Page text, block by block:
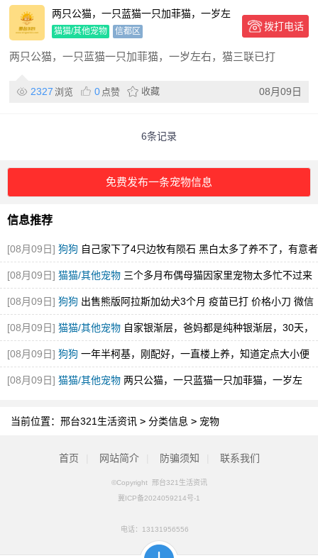
两只公猫，一只蓝猫一只加菲猫，一岁左
右，猫三联已打
猫猫/其他宠物 信都区 拨打电话
两只公猫，一只蓝猫一只加菲猫，一岁左右，猫三联已打
2327 浏览 0 点赞 收藏 08月09日
6条记录
免费发布一条宠物信息
信息推荐
[08月09日] 狗狗 自己家下了4只边牧有陨石 黑白太多了养不了，有意者
联系我
[08月09日] 猫猫/其他宠物 三个多月布偶母猫因家里宠物太多忙不过来
不想养了欲出售，疫苗齐
[08月09日] 狗狗 出售熊版阿拉斯加幼犬3个月 疫苗已打 价格小刀 微信
同[08月09日] 猫猫/其他宠物 自家银渐层，爸妈都是纯种银渐层，30天，
能吃饭，能上厕所了，
[08月09日] 狗狗 一年半柯基，刚配好，一直楼上养，知道定点大小便
[08月09日] 猫猫/其他宠物 两只公猫，一只蓝猫一只加菲猫，一岁左
当前位置： 邢台321生活资讯 > 分类信息 > 宠物
首页 网站简介 防骗须知 联系我们
©Copyright 邢台321生活资讯
冀ICP备2024059214号-1
电话： 13131956556